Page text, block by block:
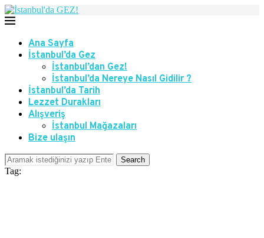
Ana Sayfa
İstanbul’da Gez
İstanbul’dan Gez!
İstanbul’da Nereye Nasıl Gidilir ?
İstanbul’da Tarih
Lezzet Durakları
Alışveriş
İstanbul Mağazaları
Bize ulaşın
Search
Tag: